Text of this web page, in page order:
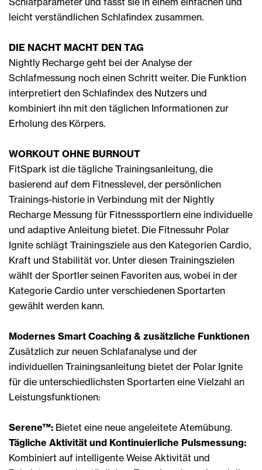
leicht verständlichen Schlafindex zusammen.
DIE NACHT MACHT DEN TAG
Nightly Recharge geht bei der Analyse der
Schlafmessung noch einen Schritt weiter. Die Funktion
interpretiert den Schlafindex des Nutzers und
kombiniert ihn mit den täglichen Informationen zur
Erholung des Körpers.
WORKOUT OHNE BURNOUT
FitSpark ist die tägliche Trainingsanleitung, die
basierend auf dem Fitnesslevel, der persönlichen
Trainings-historie in Verbindung mit der Nightly
Recharge Messung für Fitnesssportlern eine individuelle
und adaptive Anleitung bietet. Die Fitnessuhr Polar
Ignite schlägt Trainingsziele aus den Kategorien Cardio,
Kraft und Stabilität vor. Unter diesen Trainingszielen
wählt der Sportler seinen Favoriten aus, wobei in der
Kategorie Cardio unter verschiedenen Sportarten
gewählt werden kann.
Modernes Smart Coaching & zusätzliche Funktionen
Zusätzlich zur neuen Schlafanalyse und der
individuellen Trainingsanleitung bietet der Polar Ignite
für die unterschiedlichsten Sportarten eine Vielzahl an
Leistungsfunktionen:
Serene™: Bietet eine neue angeleitete Atemübung.
Tägliche Aktivität und Kontinuierliche Pulsmessung:
Kombiniert auf intelligente Weise Aktivität und